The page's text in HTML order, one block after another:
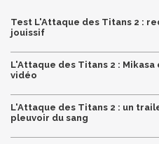
Test L'Attaque des Titans 2 :
jouissif
L'Attaque des Titans 2 :
vidéo
L'Attaque des Titans 2 : un
pleuvoir du sang